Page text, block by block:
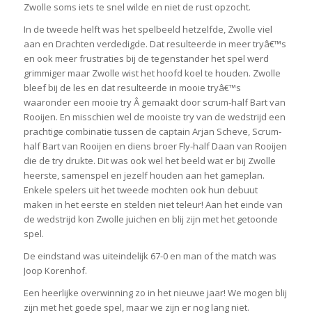
Zwolle soms iets te snel wilde en niet de rust opzocht.
In de tweede helft was het spelbeeld hetzelfde, Zwolle viel
aan en Drachten verdedigde. Dat resulteerde in meer tryâ€™s
en ook meer frustraties bij de tegenstander het spel werd
grimmiger maar Zwolle wist het hoofd koel te houden. Zwolle
bleef bij de les en dat resulteerde in mooie tryâ€™s
waaronder een mooie try Â gemaakt door scrum-half Bart van
Rooijen. En misschien wel de mooiste try van de wedstrijd een
prachtige combinatie tussen de captain Arjan Scheve, Scrum-
half Bart van Rooijen en diens broer Fly-half Daan van Rooijen
die de try drukte. Dit was ook wel het beeld wat er bij Zwolle
heerste, samenspel en jezelf houden aan het gameplan.
Enkele spelers uit het tweede mochten ook hun debuut
maken in het eerste en stelden niet teleur! Aan het einde van
de wedstrijd kon Zwolle juichen en blij zijn met het getoonde
spel.
De eindstand was uiteindelijk 67-0 en man of the match was
Joop Korenhof.
Een heerlijke overwinning zo in het nieuwe jaar! We mogen blij
zijn met het goede spel, maar we zijn er nog lang niet.